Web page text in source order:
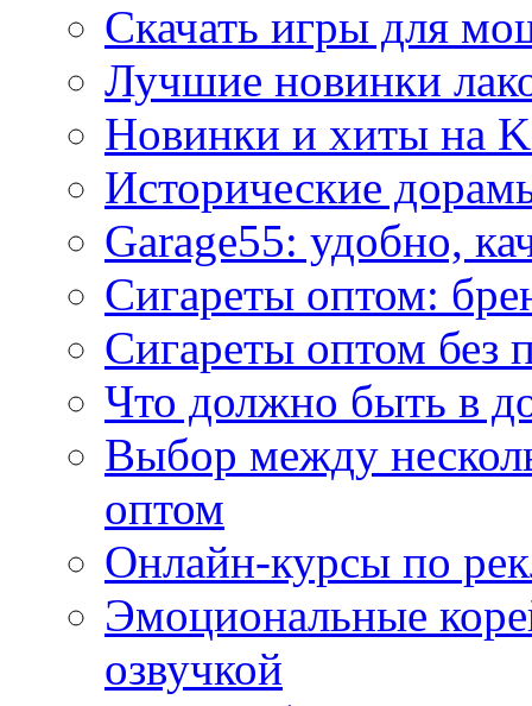
Скачать игры для
Лучшие новинки
Новинки и хиты на
Исторические
Garage55: удобно,
Сигареты оптом:
Сигареты оптом без
Что должно быть в
Выбор между
оптом
Онлайн-курсы по
Эмоциональные
озвучкой